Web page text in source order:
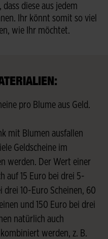
diese aus jedem
Ihr könnt somit so viel
wie Ihr möchtet.
pro Blume aus Geld.
mit Blumen ausfallen
Geldscheine im
werden. Der Wert einer
auf 15 Euro bei drei 5-
drei 10-Euro Scheinen, 60
und 150 Euro bei drei
natürlich auch
werden, z. B.